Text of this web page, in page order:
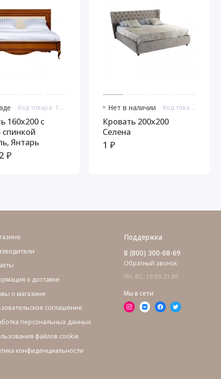
Код товара: 10920
160x200 с
спинкой
Янтарь
₽
Нет в наличии Код товара: 11059
Кровать 200x200
Селена
1 ₽
о доставке
о магазине
соглашение
персональных данных
файлов cookie
конфиденциальности
Поддержка
8 (800) 300-68-69
Обратный звонок
ПН.-ВС. 10:00-21:00
Мы в сети